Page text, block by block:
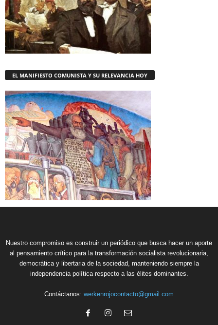
EL MANIFIESTO COMUNISTA Y SU RELEVANCIA HOY
Nuestro compromiso es construir un periódico que busca hacer un aporte
al pensamiento crítico para la transformación socialista revolucionaria,
democrática y libertaria de la sociedad, manteniendo siempre la
independencia política respecto a las élites dominantes.
Contáctanos: werkenrojocontacto@gmail.com